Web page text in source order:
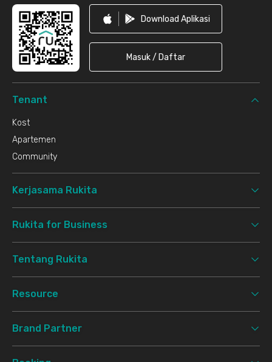
Download Aplikasi
Masuk / Daftar
Tenant
Kost
Apartemen
Community
Kerjasama Rukita
Rukita for Business
Tentang Rukita
Resource
Brand Partner